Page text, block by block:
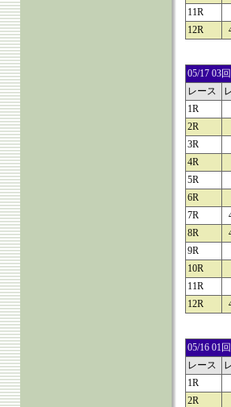
11R
12R
05/17 03
レース
1R
2R
3R
4R
5R
6R
7R
8R
9R
10R
11R
12R
05/16 01
レース
1R
2R